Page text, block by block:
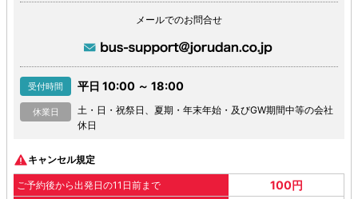
メールでのお問合せ
受付時間 平日 10:00 ～ 18:00
休業日
土・日・祝祭日、夏期・年末年始・及びGW期間中等の会社
休日
キャンセル規定
ご予約後から出発日の11日前まで 100円